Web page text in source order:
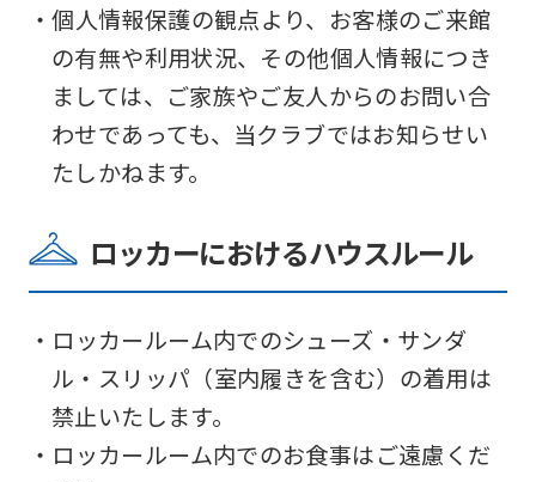
・個人情報保護の観点より、お客様のご来館
の有無や利用状況、その他個人情報につき
ましては、ご家族やご友人からのお問い合
わせであっても、当クラブではお知らせい
たしかねます。
ロッカーにおけるハウスルール
・ロッカールーム内でのシューズ・サンダ
ル・スリッパ（室内履きを含む）の着用は
禁止いたします。
・ロッカールーム内でのお食事はご遠慮くだ
the
link
below
(start
to
return
to
the
page.